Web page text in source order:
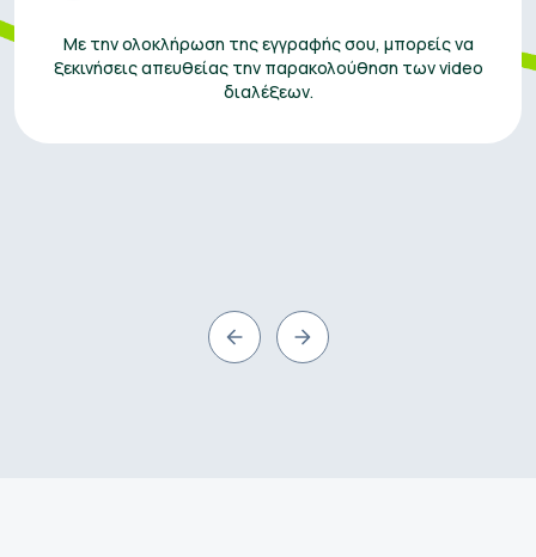
Με την ολοκλήρωση της εγγραφής σου, μπορείς να
ξεκινήσεις απευθείας την παρακολούθηση των video
διαλέξεων.